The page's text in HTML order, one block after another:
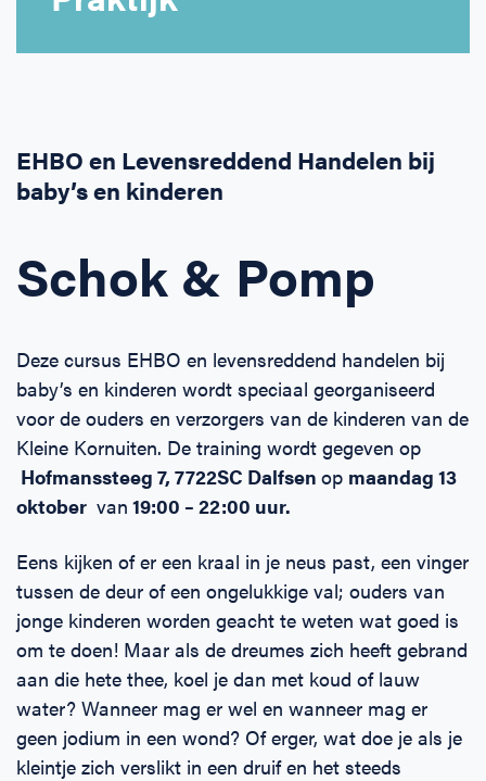
BHV voor Primair Onderwijs
EHBO voor Sportclubs
Levensreddend handelen voor iedereen
Zakelijk veelgestelde vragen
Direct boeken
Incompany offerte
Inloggen
EHBO en Levensreddend Handelen bij
baby’s en kinderen
Schok & Pomp
Deze cursus EHBO en levensreddend handelen bij
baby’s en kinderen wordt speciaal georganiseerd
voor de ouders en verzorgers van de kinderen van de
Kleine Kornuiten. De training wordt gegeven op
Hofmanssteeg 7, 7722SC Dalfsen op maandag 13
oktober van 19:00 – 22:00 uur.
Eens kijken of er een kraal in je neus past, een vinger
tussen de deur of een ongelukkige val; ouders van
jonge kinderen worden geacht te weten wat goed is
om te doen! Maar als de dreumes zich heeft gebrand
aan die hete thee, koel je dan met koud of lauw
water? Wanneer mag er wel en wanneer mag er
geen jodium in een wond? Of erger, wat doe je als je
kleintje zich verslikt in een druif en het steeds